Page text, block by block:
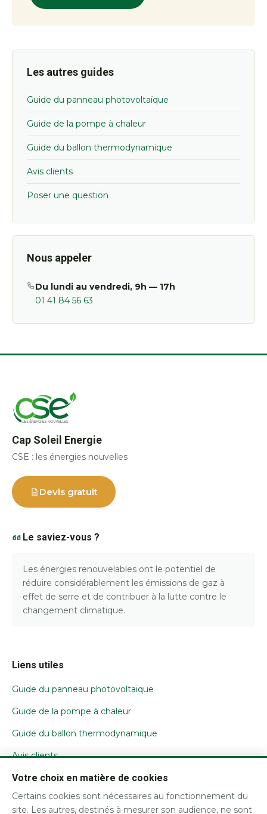
Les autres guides
Guide du panneau photovoltaïque
Guide de la pompe à chaleur
Guide du ballon thermodynamique
Avis clients
Poser une question
Nous appeler
Du lundi au vendredi, 9h — 17h
01 41 84 56 63
Cap Soleil Energie
CSE : les énergies nouvelles
Devis gratuit
Le saviez-vous ?
Les énergies renouvelables ont le potentiel de
réduire considérablement les émissions de gaz à
effet de serre et de contribuer à la lutte contre le
changement climatique.
Liens utiles
Guide du panneau photovoltaïque
Guide de la pompe à chaleur
Guide du ballon thermodynamique
Avis clients
Nous contacter
Mentions légales / CGU
Votre choix en matière de cookies
Certains cookies sont nécessaires au fonctionnement du
site. Les autres, destinés à mesurer son audience, ne sont